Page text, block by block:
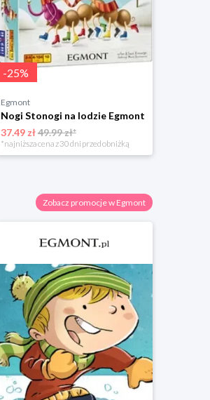
-25%
Egmont
Nogi Stonogi na lodzie Egmont
37.49 zł49.99 zł*
*najniższa cena z 30 dni przed obniżką
Zobacz promocje w Egmont